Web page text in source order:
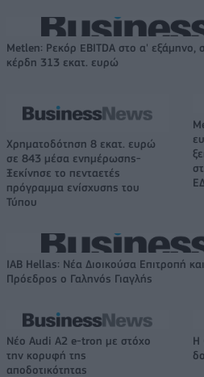
Metlen: Ρεκόρ EBITDA στο α'
κέρδη 313 εκατ. ευρώ
Χρηματοδότηση 8 εκατ. ευρώ
σε 843 μέσα ενημέρωσης-
Ξεκίνησε το πενταετές
πρόγραμμα ενίσχυσης του
Τύπου
IAB Hellas: Νέα Διοικούσα Επιτροπή
Πρόεδρος ο Γαληνός Γιαγλής
Νέο Audi A2 e-tron με στόχο
την κορυφή της
αποδοτικότητας
Η